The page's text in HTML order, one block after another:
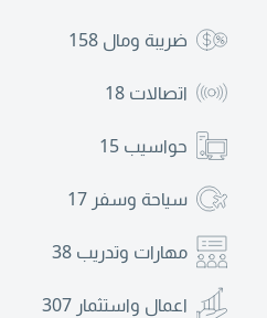
ضريبة ومال 158
اتصالات 18
حواسيب 15
سياحة وسفر 17
مهارات وتدريب 38
اعمال واستثمار 307